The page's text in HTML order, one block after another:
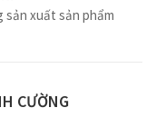
sản xuất sản phẩm
CƯỜNG